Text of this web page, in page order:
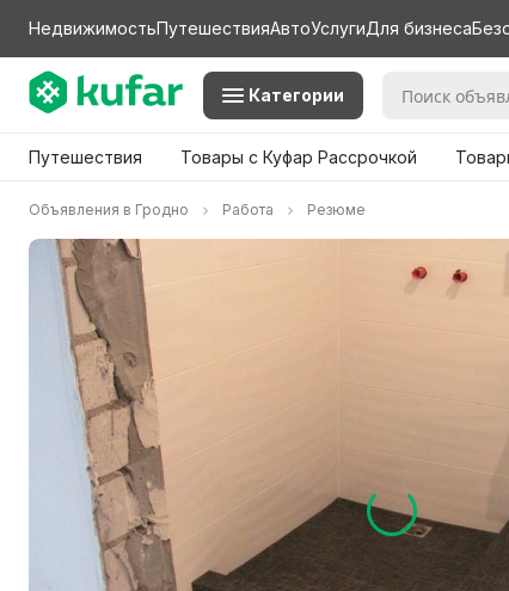
НедвижимостьПутешествияАвтоУслугиДля бизнеса
Категории
Путешествия Товары с Куфар Рассрочкой
Объявления в Гродно Работа Резюме